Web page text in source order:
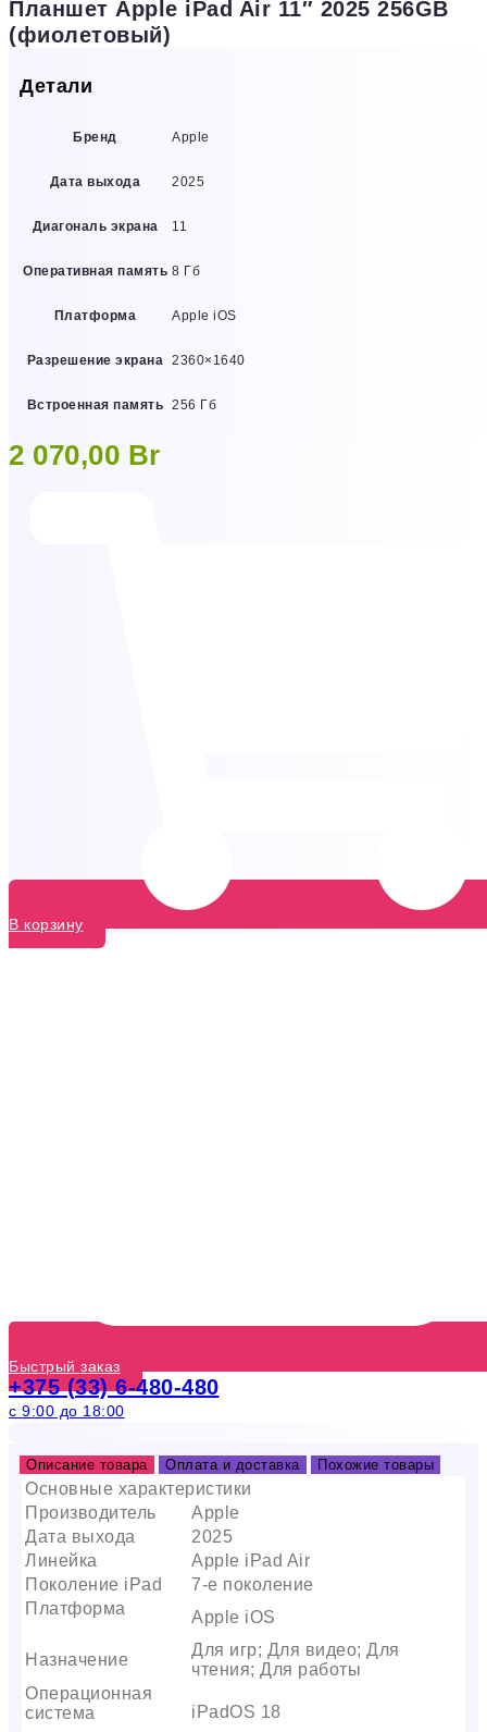
Планшет Apple iPad Air 11″ 2025 256GB
(фиолетовый)
Детали
Бренд Apple
Дата выхода 2025
Диагональ экрана 11
Оперативная память 8 Гб
Платформа Apple iOS
Разрешение экрана 2360×1640
Встроенная память 256 Гб
2 070,00 Br
В корзину
Быстрый заказ
+375 (33) 6-480-480
с 9:00 до 18:00
Описание товара Оплата и доставка Похожие товары
Основные характеристики
Производитель
Apple
Дата выхода
2025
Линейка
Apple iPad Air
Поколение iPad
7-е поколение
Платформа
Apple iOS
Назначение
Для игр; Для видео; Для
чтения; Для работы
Операционная
система
iPadOS 18